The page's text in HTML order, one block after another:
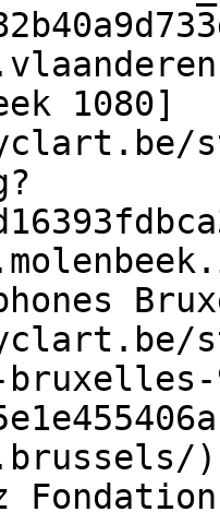
1080]
bruxelles-
)